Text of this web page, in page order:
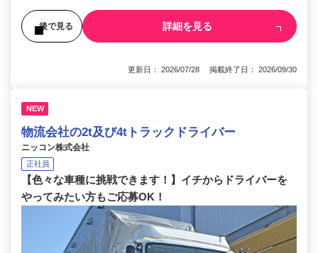
後で見る 詳細を見る
更新日： 2026/07/28 掲載終了日： 2026/09/30
NEW
物流会社の2t及び4tトラックドライバー
ニッコン株式会社
正社員
【色々な車種に挑戦できます！】イチからドライバーを
やってみたい方もご応募OK！